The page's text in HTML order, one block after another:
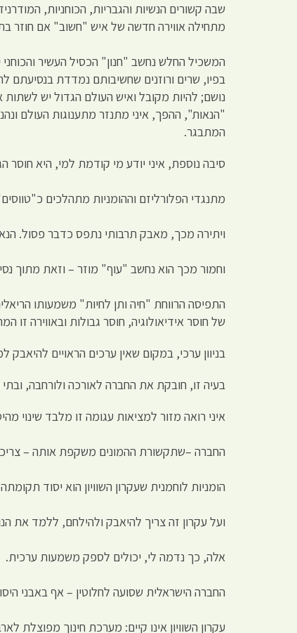
שבה קשורים הנשיות והגבריות, הכוחניות,
מתחילה אווירה חדשה של איש "חשוב" אם חוזר
המשכיל החלש נחשב "חנון" הכסיל העשיר
בפיו, שרים ורוזנים שחשיבותם נמדדת
נושם; להיות מקובל ואיש העולם הגדול יש
"הנאות", ההפך, איני מתנזר מתענוגות העולם
המתבגר.
סיבה נוספת, איני יודע מי קודמת למי, היא
מתנגדי הפלורליזם וההומניות מתהלכים
ויתירה מכך, מאבק תרבותי נתפס כדבר פסול.
וחמור מכך הוא נחשב "עוף" מוזר – וזאת מתוך
התפיסה הרווחת "חיה ותן לחיות" משמעותו
של חוסר אידיאולוגיה, חוסר גבולות ובאווירה
בניוון ערכי, במקום שאין ערכים הראויים
בעיה זו, חובקת את החברה לאורכה ולורחבה,
איני רואה מזור למציאות עגומה זו מלבד שינוי
החברה –שתקשורת ההמונים משקפת אותה –
הומניות לוחמנית שעקרון השוויון הוא יסוד
ועל עקרון זה צריך להיאבק ולהילחם, ללמד את
אלה, כך נדמה לי, יכולים לספק משמעות ערכית.
החברה הישראלית שסועה לחלוטין – אף באבני
עקרון השוויון אינו קיים: מערכת חינוך מפוצלת